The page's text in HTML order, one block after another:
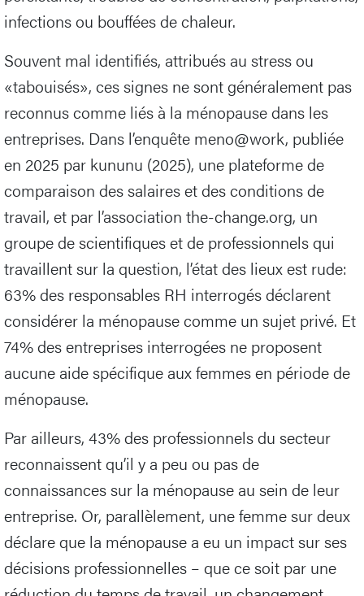
infections ou bouffées de chaleur.
Souvent mal identifiés, attribués au stress ou
«tabouisés», ces signes ne sont généralement pas
reconnus comme liés à la ménopause dans les
entreprises. Dans l’enquête meno@work, publiée
en 2025 par kununu (2025), une plateforme de
comparaison des salaires et des conditions de
travail, et par l’association the-change.org, un
groupe de scientifiques et de professionnels qui
travaillent sur la question, l’état des lieux est rude:
63% des responsables RH interrogés déclarent
considérer la ménopause comme un sujet privé. Et
74% des entreprises interrogées ne proposent
aucune aide spécifique aux femmes en période de
ménopause.
Par ailleurs, 43% des professionnels du secteur
reconnaissent qu’il y a peu ou pas de
connaissances sur la ménopause au sein de leur
entreprise. Or, parallèlement, une femme sur deux
déclare que la ménopause a eu un impact sur ses
décisions professionnelles – que ce soit par une